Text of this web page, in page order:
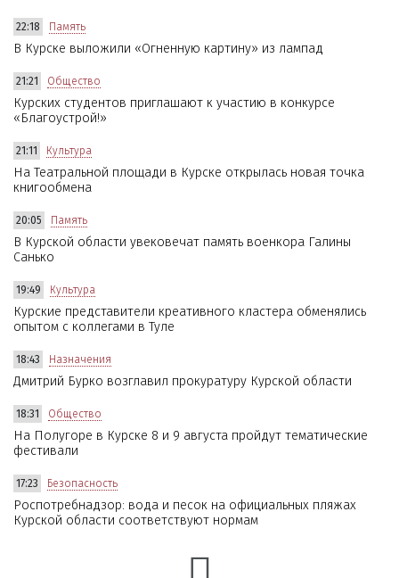
22:18 Память
В Курске выложили «Огненную картину» из лампад
21:21 Общество
Курских студентов приглашают к участию в конкурсе
«Благоустрой!»
21:11 Культура
На Театральной площади в Курске открылась новая точка
книгообмена
20:05 Память
В Курской области увековечат память военкора Галины
Санько
19:49 Культура
Курские представители креативного кластера обменялись
опытом с коллегами в Туле
18:43 Назначения
Дмитрий Бурко возглавил прокуратуру Курской области
18:31 Общество
На Полугоре в Курске 8 и 9 августа пройдут тематические
фестивали
17:23 Безопасность
Роспотребнадзор: вода и песок на официальных пляжах
Курской области соответствуют нормам